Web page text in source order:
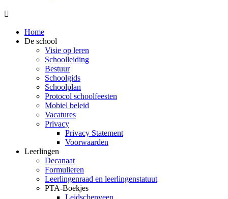

Home
De school
Visie op leren
Schoolleiding
Bestuur
Schoolgids
Schoolplan
Protocol schoolfeesten
Mobiel beleid
Vacatures
Privacy
Privacy Statement
Voorwaarden
Leerlingen
Decanaat
Formulieren
Leerlingenraad en leerlingenstatuut
PTA-Boekjes
Leidschenveen